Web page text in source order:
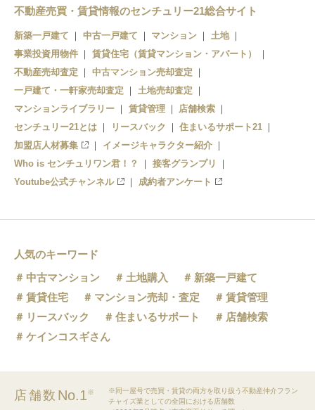
不動産売買・賃貸情報のセンチュリー21総合サイト
新築一戸建て 中古一戸建て マンション
土地
事業投資用物件
賃貸住宅（賃貸マンション・アパート）
不動産売却査定
中古マンション売却査定
一戸建て・一軒家売却査定
土地売却査定
マンションライブラリー
賃貸管理
店舗検索
センチュリー21とは
リースバック
住まいるサポート21
加盟店人材募集
イメージキャラクター紹介
Who is センチュリワン君！？
接客グランプリ
Youtube公式チャンネル
成約者アンケート
人気のキーワード
中古マンション
土地購入
新築一戸建て
賃貸住宅
マンション売却・査定
賃貸管理
リースバック
住まいるサポート
店舗検索
ケインコスギさん
店舗数 No.1※
※同一屋号で売買・賃貸の両方を取り扱う不動産仲介フラン
チャイズ業としての全国における店舗数